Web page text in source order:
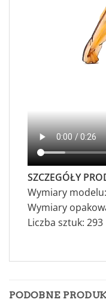
SZCZEGÓŁY
Wymiary
Wymiary
Liczba sztuk: 293
PODOBNE